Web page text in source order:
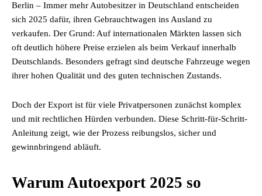
Berlin – Immer mehr Autobesitzer in Deutschland entscheiden
sich 2025 dafür, ihren Gebrauchtwagen ins Ausland zu
verkaufen. Der Grund: Auf internationalen Märkten lassen sich
oft deutlich höhere Preise erzielen als beim Verkauf innerhalb
Deutschlands. Besonders gefragt sind deutsche Fahrzeuge wegen
ihrer hohen Qualität und des guten technischen Zustands.
Doch der Export ist für viele Privatpersonen zunächst komplex
und mit rechtlichen Hürden verbunden. Diese Schritt-für-Schritt-
Anleitung zeigt, wie der Prozess reibungslos, sicher und
gewinnbringend abläuft.
Warum Autoexport 2025 so